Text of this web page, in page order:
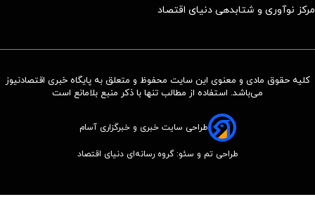
مرکز نوآوری و شتابدهی دنیای اقتصاد
کلیه حقوق مادی و معنوی این سایت محفوظ و متعلق به پایگاه خبری اقتصادنیوز
می‌باشد. استفاده از مطالب تنها با ذکر منبع بلامانع است
طراحی سایت خبری و خبرگزاری آسام
طراحی تم و سئو: گروه رسانه‌ای دنیای اقتصاد